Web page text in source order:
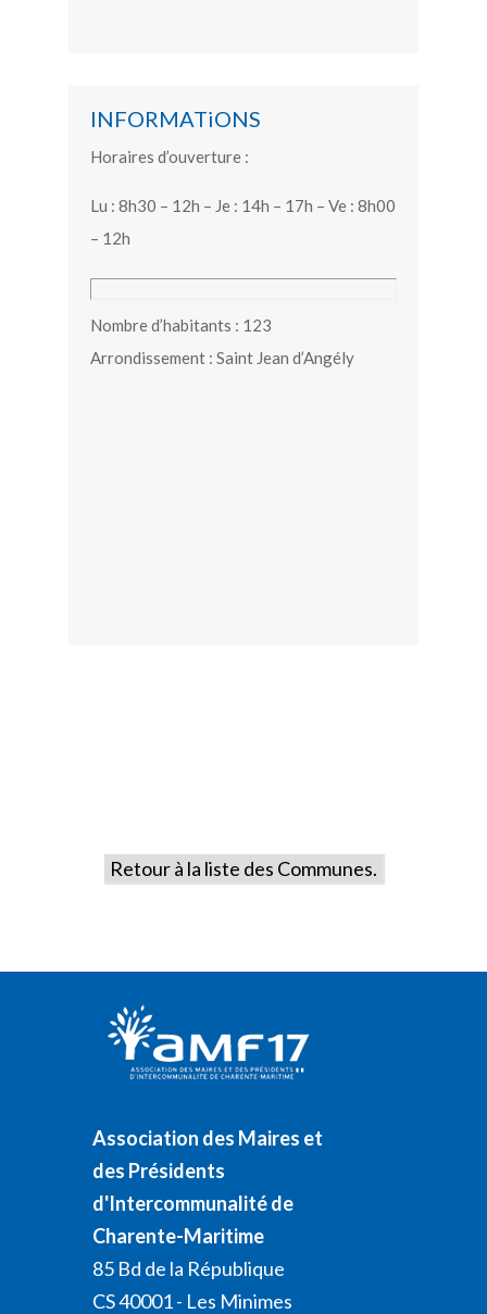
INFORMATiONS
Horaires d’ouverture :
Lu : 8h30 – 12h – Je : 14h – 17h – Ve : 8h00
– 12h
Nombre d’habitants : 123
Arrondissement : Saint Jean d’Angély
Retour à la liste des Communes.
Association des Maires et
des Présidents
d'Intercommunalité de
Charente-Maritime
85 Bd de la République
CS 40001 - Les Minimes